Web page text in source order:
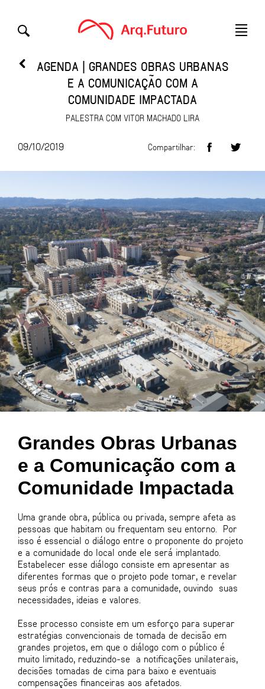
AGENDA | GRANDES OBRAS URBANAS
E A COMUNICAÇÃO COM A
COMUNIDADE IMPACTADA
PALESTRA COM VITOR MACHADO LIRA
09/10/2019 Compartilhar:
Grandes Obras Urbanas
e a Comunicação com a
Comunidade Impactada
Uma grande obra, pública ou privada, sempre afeta as
pessoas que habitam ou frequentam seu entorno. Por
isso é essencial o diálogo entre o proponente do projeto
e a comunidade do local onde ele será implantado.
Estabelecer esse diálogo consiste em apresentar as
diferentes formas que o projeto pode tomar, e revelar
seus prós e contras para a comunidade, ouvindo suas
necessidades, ideias e valores.
Esse processo consiste em um esforço para superar
estratégias convencionais de tomada de decisão em
grandes projetos, em que o diálogo com o público é
muito limitado, reduzindo-se a notificações unilaterais,
decisões tomadas de cima para baixo e eventuais
compensações financeiras aos afetados.